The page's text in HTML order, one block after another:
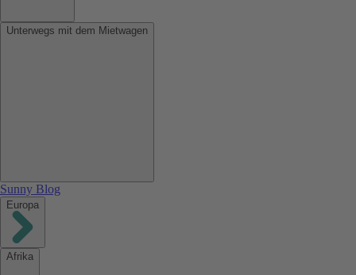
Unterwegs mit dem Mietwagen
Sunny Blog
Europa
Afrika